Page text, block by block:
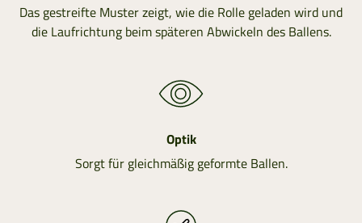
Das gestreifte Muster zeigt, wie die Rolle geladen wird und
die Laufrichtung beim späteren Abwickeln des Ballens.
Optik
Sorgt für gleichmäßig geformte Ballen.